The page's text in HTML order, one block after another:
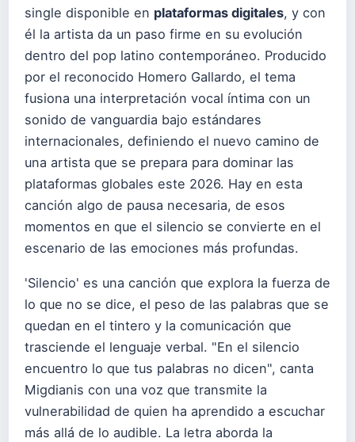
single disponible en plataformas digitales, y con
él la artista da un paso firme en su evolución
dentro del pop latino contemporáneo. Producido
por el reconocido Homero Gallardo, el tema
fusiona una interpretación vocal íntima con un
sonido de vanguardia bajo estándares
internacionales, definiendo el nuevo camino de
una artista que se prepara para dominar las
plataformas globales este 2026. Hay en esta
canción algo de pausa necesaria, de esos
momentos en que el silencio se convierte en el
escenario de las emociones más profundas.
'Silencio' es una canción que explora la fuerza de
lo que no se dice, el peso de las palabras que se
quedan en el tintero y la comunicación que
trasciende el lenguaje verbal. "En el silencio
encuentro lo que tus palabras no dicen", canta
Migdianis con una voz que transmite la
vulnerabilidad de quien ha aprendido a escuchar
más allá de lo audible. La letra aborda la